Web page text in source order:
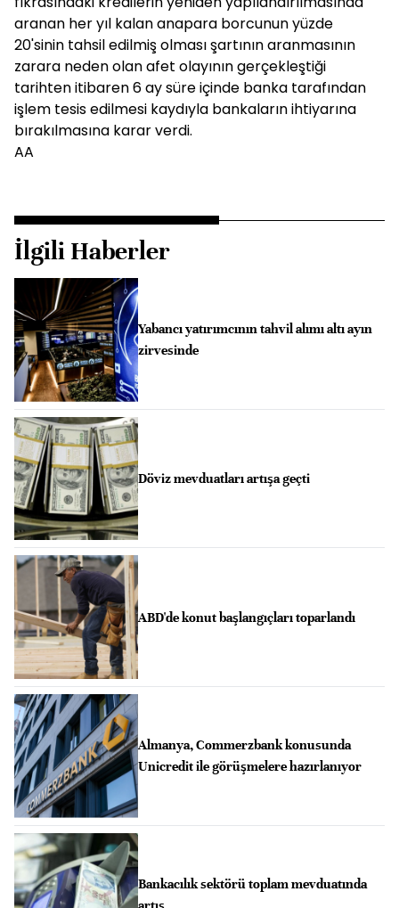
aranan her yıl kalan anapara borcunun yüzde
20'sinin tahsil edilmiş olması şartının aranmasının
zarara neden olan afet olayının gerçekleştiği
tarihten itibaren 6 ay süre içinde banka tarafından
işlem tesis edilmesi kaydıyla bankaların ihtiyarına
bırakılmasına karar verdi.
AA
İlgili Haberler
Yabancı yatırımcının tahvil alımı altı ayın
zirvesinde
Döviz mevduatları artışa geçti
ABD'de konut başlangıçları toparlandı
Almanya, Commerzbank konusunda
Unicredit ile görüşmelere hazırlanıyor
Bankacılık sektörü toplam mevduatında